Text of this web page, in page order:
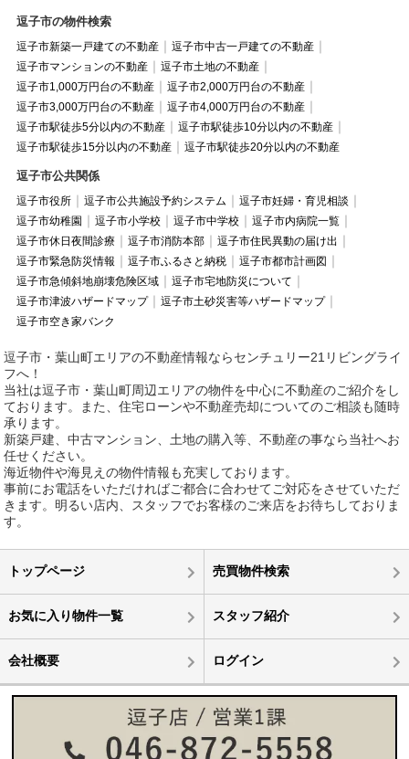
逗子市の物件検索
逗子市新築一戸建ての不動産
逗子市中古一戸建ての不動産
逗子市マンションの不動産
逗子市土地の不動産
逗子市1,000万円台の不動産
逗子市2,000万円台の不動産
逗子市3,000万円台の不動産
逗子市4,000万円台の不動産
逗子市駅徒歩5分以内の不動産
逗子市駅徒歩10分以内の不動産
逗子市駅徒歩15分以内の不動産
逗子市駅徒歩20分以内の不動産
逗子市公共関係
逗子市役所 逗子市公共施設予約システム
逗子市妊婦・育児相談
逗子市幼稚園
逗子市小学校 逗子市中学校
逗子市内病院一覧
逗子市休日夜間診療
逗子市消防本部
逗子市住民異動の届け出
逗子市緊急防災情報
逗子市ふるさと納税
逗子市都市計画図
逗子市急傾斜地崩壊危険区域
逗子市宅地防災について
逗子市津波ハザードマップ
逗子市土砂災害等ハザードマップ
逗子市空き家バンク
逗子市・葉山町エリアの不動産情報ならセンチュリー21リビングライ
フへ！
当社は逗子市・葉山町周辺エリアの物件を中心に不動産のご紹介をし
ております。また、住宅ローンや不動産売却についてのご相談も随時
承ります。
新築戸建、中古マンション、土地の購入等、不動産の事なら当社へお
任せください。
海近物件や海見えの物件情報も充実しております。
事前にお電話をいただければご都合に合わせてご対応をさせていただ
きます。明るい店内、スタッフでお客様のご来店をお待ちしておりま
す。
トップページ 売買物件検索
お気に入り物件一覧 スタッフ紹介
会社概要 ログイン